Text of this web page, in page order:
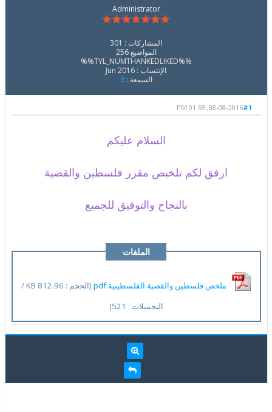
Administrator
المشاركات : 301
المواضيع 256
%%TYL_NUMTHANKEDLIKED%%
الإنتساب : Jun 2016
السمعة :3
#1
08-08-2016, 01:55 PM
السلام عليكم
ارفق لكم تلخيص مقرر فلسطين والقضية
بالنجاح والتوفيق للجميع
الملفات
المرفقة
ملخص فلسطين والقضية الفلسطينية.pdf
(الحجم : 812.96 KB /
التحميلات : 521)